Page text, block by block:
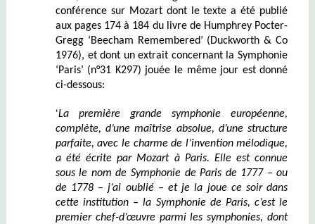
conférence sur Mozart dont le texte a été publié
aux pages 174 à 184 du livre de Humphrey Pocter-
Gregg ‘Beecham Remembered’ (Duckworth & Co
1976), et dont un extrait concernant la Symphonie
‘Paris’ (n°31 K297) jouée le même jour est donné
ci-dessous:
‘La première grande symphonie européenne,
complète, d’une maîtrise absolue, d’une structure
parfaite,avec le charme de l’invention mélodique,
a été écrite par Mozart à Paris. Elle estconnue
sous le nom de Symphonie de Paris de 1777 – ou
de 1778 – j’ai oublié – et jela joue ce soir dans
cette institution – la Symphonie de Paris, c’estle
premier chef-d’œuvre parmi les symphonies, dont